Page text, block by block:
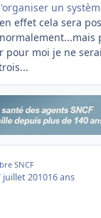
un
effet cela sera
pour moi je ne
SNCF
juillet 201016 ans